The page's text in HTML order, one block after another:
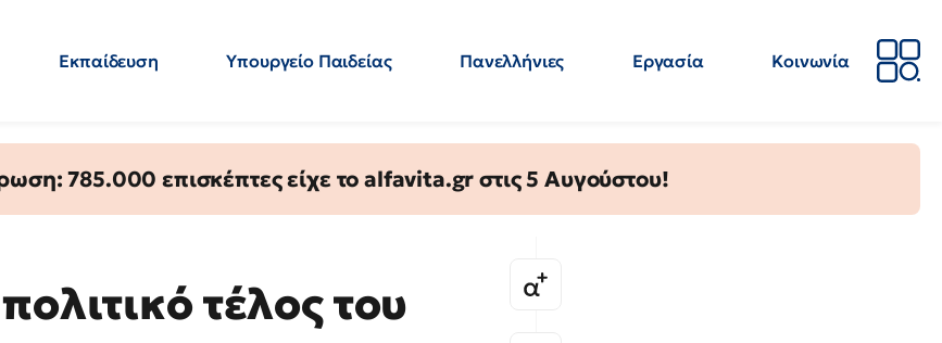
Εκπαίδευση Υπουργείο Παιδείας Πανελλήνιες Εργασία
Κοινωνία
785.000 επισκέπτες είχε το alfavita.gr στις 5 Αυγούστου!
τέλος του